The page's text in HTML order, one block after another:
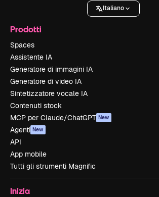
Italiano
Prodotti
Spaces
Assistente IA
Generatore di immagini IA
Generatore di video IA
Sintetizzatore vocale IA
Contenuti stock
MCP per Claude/ChatGPT New
Agenti New
API
App mobile
Tutti gli strumenti Magnific
Inizia